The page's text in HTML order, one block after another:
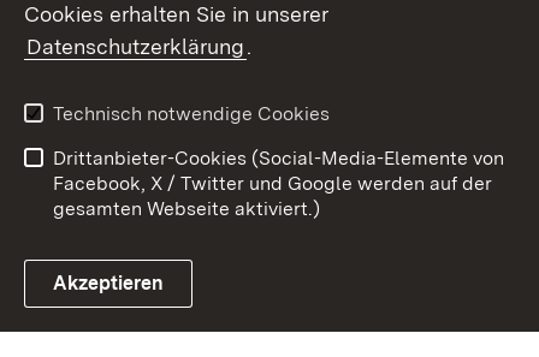
Link zum Landesportal
Kontakt
Barrierefreiheit
Impressum
Cookies
Cookies erhalten Sie in unserer
Datenschutzerklärung.
Technisch notwendige Cookies
Drittanbieter-Cookies (Social-Media-Elemente von
Facebook, X / Twitter und Google werden auf der
gesamten Webseite aktiviert.)
Akzeptieren